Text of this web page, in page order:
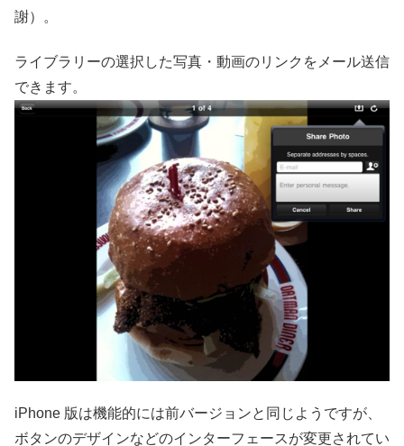
謝）。
ライブラリーの選択した写真・動画のリンクをメール送信
できます。
iPhone 版は機能的には前バージョンと同じようですが、
ボタンのデザインなどのインターフェースが変更されてい